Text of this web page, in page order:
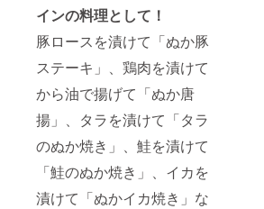
インの料理として！
豚ロースを漬けて「ぬか豚
ステーキ」、鶏肉を漬けて
から油で揚げて「ぬか唐
揚」、タラを漬けて「タラ
のぬか焼き」、鮭を漬けて
「鮭のぬか焼き」、イカを
漬けて「ぬかイカ焼き」な